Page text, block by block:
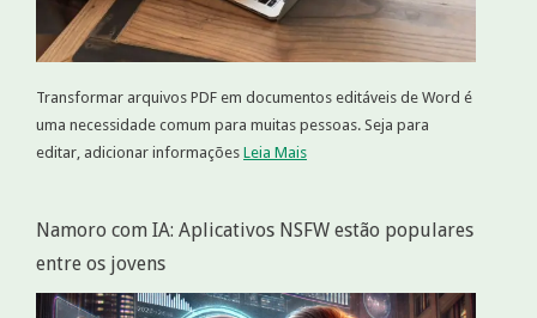
Transformar arquivos PDF em documentos editáveis de Word é
uma necessidade comum para muitas pessoas. Seja para
editar, adicionar informações Leia Mais
Namoro com IA: Aplicativos NSFW estão populares
entre os jovens